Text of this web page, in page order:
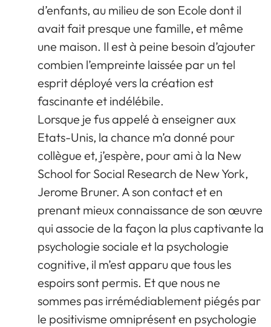
d’enfants, au milieu de son Ecole dont il
avait fait presque une famille, et même
une maison. Il est à peine besoin d’ajouter
combien l’empreinte laissée par un tel
esprit déployé vers la création est
fascinante et indélébile.
Lorsque je fus appelé à enseigner aux
Etats-Unis, la chance m’a donné pour
collègue et, j’espère, pour ami à la New
School for Social Research de New York,
Jerome Bruner. A son contact et en
prenant mieux connaissance de son œuvre
qui associe de la façon la plus captivante la
psychologie sociale et la psychologie
cognitive, il m’est apparu que tous les
espoirs sont permis. Et que nous ne
sommes pas irrémédiablement piégés par
le positivisme omniprésent en psychologie